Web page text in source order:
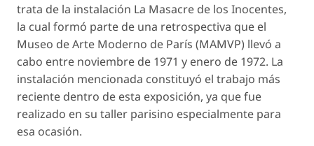
trata de la instalación La Masacre de los Inocentes,
la cual formó parte de una retrospectiva que el
Museo de Arte Moderno de París (MAMVP) llevó a
cabo entre noviembre de 1971 y enero de 1972. La
instalación mencionada constituyó el trabajo más
reciente dentro de esta exposición, ya que fue
realizado en su taller parisino especialmente para
esa ocasión.